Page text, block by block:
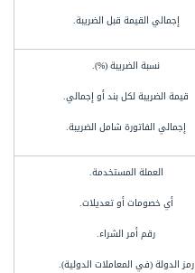
إجمالي القيمة قبل الضريبة.
نسبة الضريبة (%).
قيمة الضريبة لكل بند أو إجمالي.
إجمالي الفاتورة شامل الضريبة.
العملة المستخدمة.
أي خصومات أو تعديلات.
رقم أمر الشراء.
رمز الدولة (في المعاملات الدولية).